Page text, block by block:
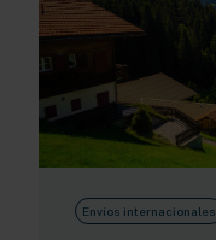
Envíos internacionales